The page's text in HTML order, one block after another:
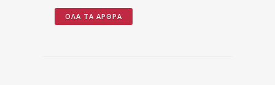
ΌΛΑ ΤΑ ΆΡΘΡΑ